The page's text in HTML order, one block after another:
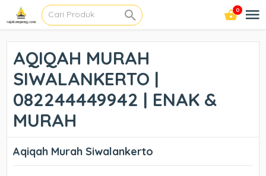
0
AQIQAH MURAH
SIWALANKERTO |
082244449942 | ENAK &
MURAH
Aqiqah Murah Siwalankerto